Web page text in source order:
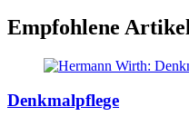
Empfohlene Artikel
Denkmalpflege